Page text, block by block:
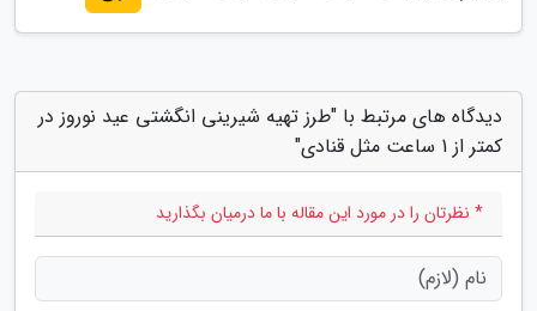
دیدگاه های مرتبط با "طرز تهیه شیرینی انگشتی عید نوروز در
کمتر از 1 ساعت مثل قنادی"
* نظرتان را در مورد این مقاله با ما درمیان بگذارید